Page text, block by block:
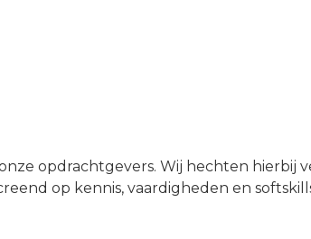
opdrachtgevers. Wij hechten hierbij
op kennis, vaardigheden en